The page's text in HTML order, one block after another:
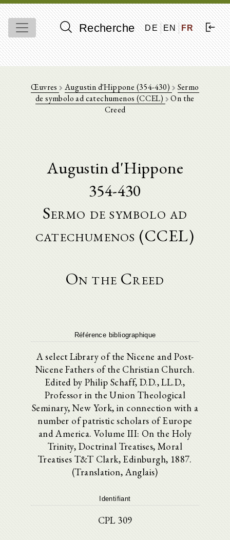
Recherche DE EN FR
Œuvres Augustin d'Hippone (354-430)
Sermo
de symbolo ad catechumenos (CCEL)
On the
Creed
Augustin d'Hippone
354-430
Sermo de symbolo ad
catechumenos (CCEL)
On the Creed
Référence bibliographique
A select Library of the Nicene and Post-
Nicene Fathers of the Christian Church.
Edited by Philip Schaff, D.D., LL.D.,
Professor in the Union Theological
Seminary, New York, in connection with a
number of patristic scholars of Europe
and America. Volume III: On the Holy
Trinity, Doctrinal Treatises, Moral
Treatises T&T Clark, Edinburgh, 1887.
(Translation, Anglais)
Identifiant
CPL 309